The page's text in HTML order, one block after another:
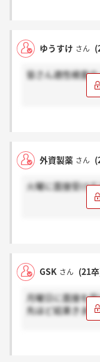
ゆうすけ さん
皆さん適性検査
外資製薬 さん
火曜に面接受け
GSK さん (21
月曜日に面接を
先ほど結果きま